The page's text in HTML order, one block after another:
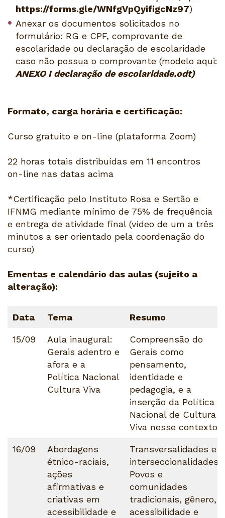
https://forms.gle/WNfgVpQyifigcNz97)
Anexar os documentos solicitados no
formulário: RG e CPF, comprovante de
escolaridade ou declaração de escolaridade
caso não possua o comprovante (modelo aqui:
ANEXO I declaração de escolaridade.odt)
Formato, carga horária e certificação:
Curso gratuito e on-line (plataforma Zoom)
22 horas totais distribuídas em 11 encontros
on-line nas datas acima
*Certificação pelo Instituto Rosa e Sertão e
IFNMG mediante mínimo de 75% de frequência
e entrega de atividade final (vídeo de um a três
minutos a ser orientado pela coordenação do
curso)
Ementas e calendário das aulas (sujeito a
alteração):
Data Tema Resumo
15/09
Aula inaugural:
Gerais adentro e
afora e a
Política Nacional
Cultura Viva
Compreensão do
Gerais como
pensamento,
identidade e
pedagogia, e a
inserção da Política
Nacional de Cultura
Viva nesse contexto.
16/09
Abordagens
étnico-raciais,
ações
afirmativas e
criativas em
acessibilidade e
Transversalidades e
interseccionalidades.
Povos e
comunidades
tradicionais, gênero,
acessibilidade e